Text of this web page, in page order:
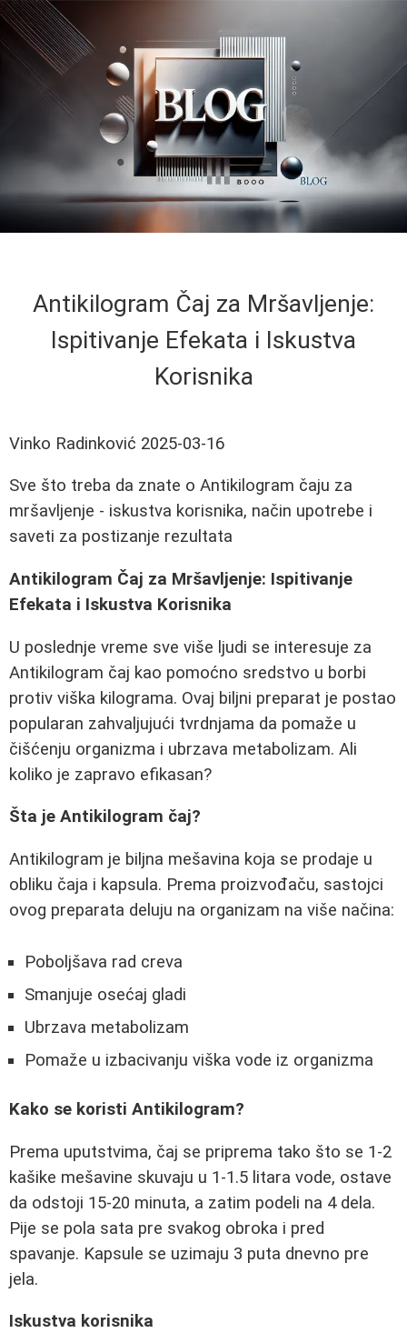
Antikilogram Čaj za Mršavljenje:
Ispitivanje Efekata i Iskustva
Korisnika
Vinko Radinković 2025-03-16
Sve što treba da znate o Antikilogram čaju za
mršavljenje - iskustva korisnika, način upotrebe i
saveti za postizanje rezultata
Antikilogram Čaj za Mršavljenje: Ispitivanje
Efekata i Iskustva Korisnika
U poslednje vreme sve više ljudi se interesuje za
Antikilogram čaj kao pomoćno sredstvo u borbi
protiv viška kilograma. Ovaj biljni preparat je postao
popularan zahvaljujući tvrdnjama da pomaže u
čišćenju organizma i ubrzava metabolizam. Ali
koliko je zapravo efikasan?
Šta je Antikilogram čaj?
Antikilogram je biljna mešavina koja se prodaje u
obliku čaja i kapsula. Prema proizvođaču, sastojci
ovog preparata deluju na organizam na više načina:
Poboljšava rad creva
Smanjuje osećaj gladi
Ubrzava metabolizam
Pomaže u izbacivanju viška vode iz organizma
Kako se koristi Antikilogram?
Prema uputstvima, čaj se priprema tako što se 1-2
kašike mešavine skuvaju u 1-1.5 litara vode, ostave
da odstoji 15-20 minuta, a zatim podeli na 4 dela.
Pije se pola sata pre svakog obroka i pred
spavanje. Kapsule se uzimaju 3 puta dnevno pre
jela.
Iskustva korisnika